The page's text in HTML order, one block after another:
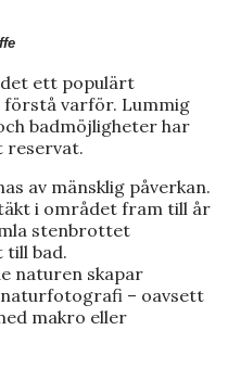
ett populärt
varför. Lummig
badmöjligheter har
reservat.
av mänsklig påverkan.
i området fram till år
stenbrottet
till bad.
naturen skapar
– oavsett
makro eller